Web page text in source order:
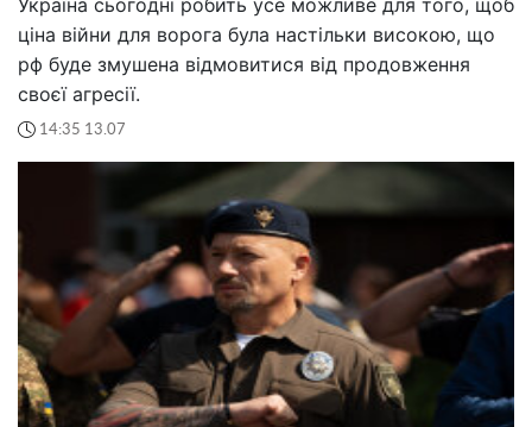
Україна сьогодні робить усе можливе для того, щоб
ціна війни для ворога була настільки високою, що
рф буде змушена відмовитися від продовження
своєї агресії.
14:35 13.07